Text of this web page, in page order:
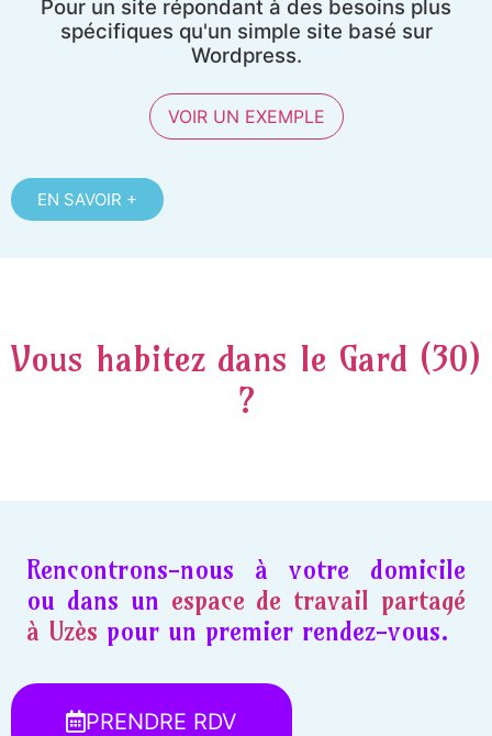
Pour un site répondant à des besoins plus
spécifiques qu'un simple site basé sur
Wordpress.
VOIR UN EXEMPLE
EN SAVOIR +
Vous habitez dans le Gard (30)
?
Rencontrons-nous à votre domicile
ou dans un espace de travail partagé
à Uzès pour un premier rendez-vous.
PRENDRE RDV